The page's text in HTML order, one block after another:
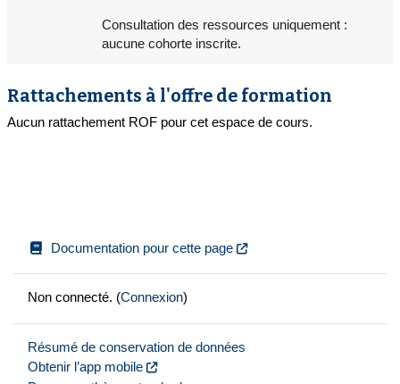
Consultation des ressources uniquement :
aucune cohorte inscrite.
Rattachements à l'offre de formation
Aucun rattachement ROF pour cet espace de cours.
Documentation pour cette page
Non connecté. (Connexion)
Résumé de conservation de données
Obtenir l’app mobile